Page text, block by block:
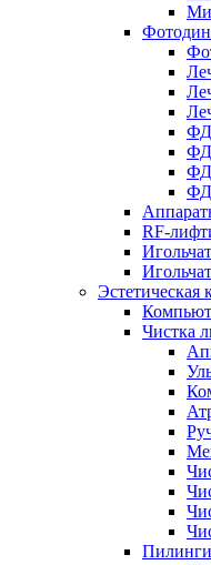
RF-
Эстетическая
Чистка
Пилинги